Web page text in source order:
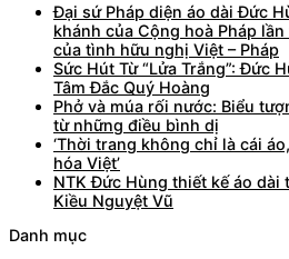
Đại sứ Pháp diện áo dài Đức
khánh của Cộng hoà Pháp
của tình hữu nghị Việt – Pháp
Sức Hút Từ “Lửa Trắng”: Đức
Tâm Đắc Quý Hoàng
Phở và múa rối nước: Biểu
từ những điều bình dị
‘Thời trang không chỉ là cái
hóa Việt’
NTK Đức Hùng thiết kế áo dài
Kiều Nguyệt Vũ
Danh mục